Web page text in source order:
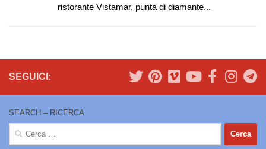
ristorante Vistamar, punta di diamante...
SEGUICI:
SEARCH – RICERCA
Ricerca